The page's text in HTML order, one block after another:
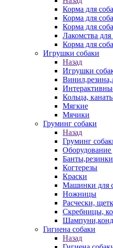
Корма для
Корма для
Корма для
Лакомства для
Корма для
Игрушки собаки
Назад
Игрушки
Кольца,
Мягкие
Мячики
Груминг собаки
Назад
Груминг
Оборудование
Банты,резинки
Когтерезы
Краски
Машинки для
Ножницы
Расчески,
Скребницы,
Гигиена собаки
Назад